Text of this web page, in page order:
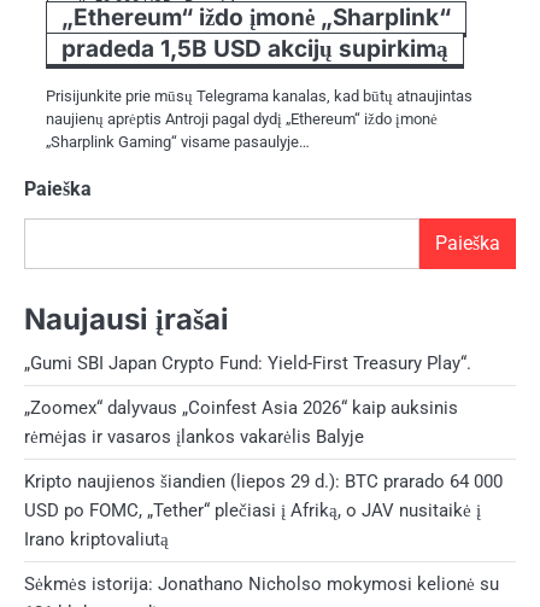
beveik 53 000 USD, „Bored Ape…
„Ethereum“ iždo įmonė „Sharplink“
pradeda 1,5B USD akcijų supirkimą
Prisijunkite prie mūsų Telegrama kanalas, kad būtų atnaujintas
naujienų aprėptis Antroji pagal dydį „Ethereum“ iždo įmonė
„Sharplink Gaming“ visame pasaulyje…
Paieška
Paieška
Naujausi įrašai
„Gumi SBI Japan Crypto Fund: Yield-First Treasury Play“.
„Zoomex“ dalyvaus „Coinfest Asia 2026“ kaip auksinis
rėmėjas ir vasaros įlankos vakarėlis Balyje
Kripto naujienos šiandien (liepos 29 d.): BTC prarado 64 000
USD po FOMC, „Tether“ plečiasi į Afriką, o JAV nusitaikė į
Irano kriptovaliutą
Sėkmės istorija: Jonathano Nicholso mokymosi kelionė su